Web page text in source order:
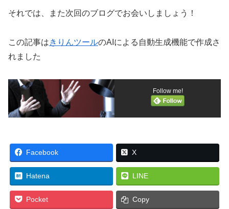
それでは、また次回のブログでお会いしましょう！
この記事はきりんツールのAIによる自動生成機能で作成さ
れました
Follow me!
Facebook X
Hatena LINE
Pocket Copy